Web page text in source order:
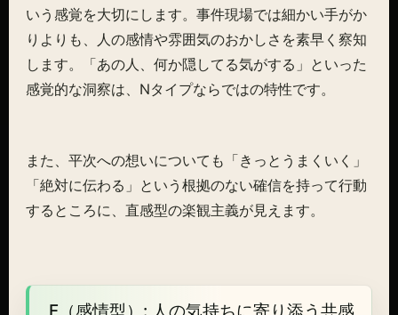
いう感覚を大切にします。事件現場では細かい手がか
りよりも、人の感情や雰囲気のおかしさを素早く察知
します。「あの人、何か隠してる気がする」といった
感覚的な洞察は、Nタイプならではの特性です。
また、平次への想いについても「きっとうまくいく」
「絶対に伝わる」という根拠のない確信を持って行動
するところに、直感型の楽観主義が見えます。
F（感情型）: 人の気持ちに寄り添う共感